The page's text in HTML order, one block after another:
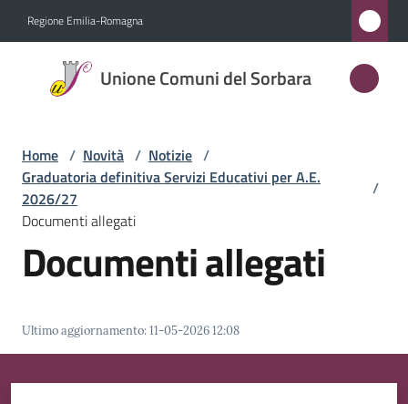
Regione Emilia-Romagna
Unione Comuni del Sorbara
Unione
Comuni
Sorbara
Amministrazione
Novità
Servizi
Home / Novità / Notizie /
Graduatoria definitiva Servizi Educativi per A.E.
2026/27
/
Documenti allegati
Documenti allegati
Ultimo aggiornamento:11-05-2026 12:08